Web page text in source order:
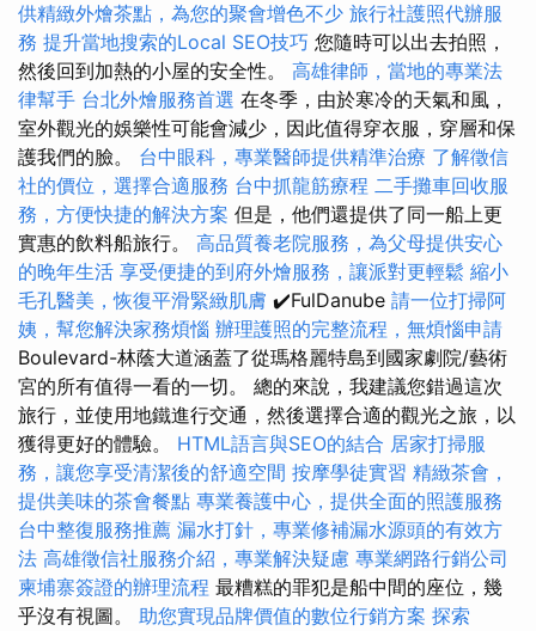
供精緻外燴茶點，為您的聚會增色不少 旅行社護照代辦服
務 提升當地搜索的Local SEO技巧 您隨時可以出去拍照，
然後回到加熱的小屋的安全性。 高雄律師，當地的專業法
律幫手 台北外燴服務首選 在冬季，由於寒冷的天氣和風，
室外觀光的娛樂性可能會減少，因此值得穿衣服，穿層和保
護我們的臉。 台中眼科，專業醫師提供精準治療 了解徵信
社的價位，選擇合適服務 台中抓龍筋療程 二手攤車回收服
務，方便快捷的解決方案 但是，他們還提供了同一船上更
實惠的飲料船旅行。 高品質養老院服務，為父母提供安心
的晚年生活 享受便捷的到府外燴服務，讓派對更輕鬆 縮小
毛孔醫美，恢復平滑緊緻肌膚 ✔️FulDanube 請一位打掃阿
姨，幫您解決家務煩惱 辦理護照的完整流程，無煩惱申請
Boulevard-林蔭大道涵蓋了從瑪格麗特島到國家劇院/藝術
宮的所有值得一看的一切。 總的來說，我建議您錯過這次
旅行，並使用地鐵進行交通，然後選擇合適的觀光之旅，以
獲得更好的體驗。 HTML語言與SEO的結合 居家打掃服
務，讓您享受清潔後的舒適空間 按摩學徒實習 精緻茶會，
提供美味的茶會餐點 專業養護中心，提供全面的照護服務
台中整復服務推薦 漏水打針，專業修補漏水源頭的有效方
法 高雄徵信社服務介紹，專業解決疑慮 專業網路行銷公司
柬埔寨簽證的辦理流程 最糟糕的罪犯是船中間的座位，幾
乎沒有視圖。 助您實現品牌價值的數位行銷方案 探索